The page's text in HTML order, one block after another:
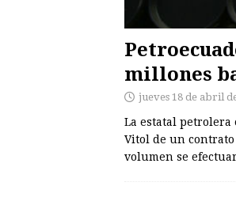
millones
jueves 18 de abril
La estatal
Vitol de un
volumen se